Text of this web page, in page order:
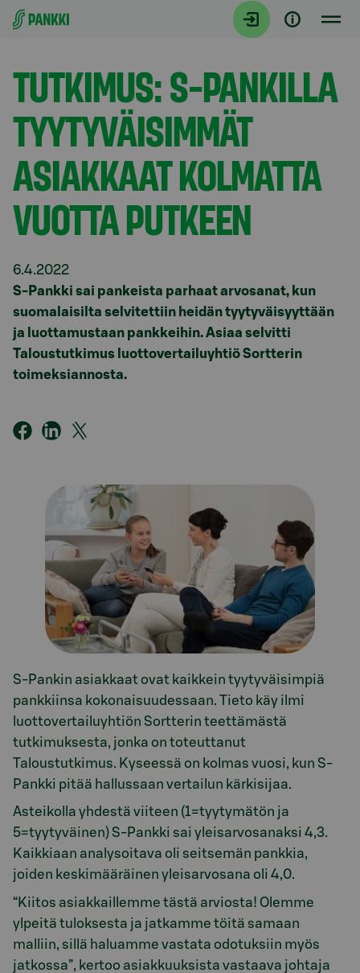
Siirry suoraan sisältöön
Tiedotteet
TUTKIMUS: S-PANKILLA
TYYTYVÄISIMMÄT
ASIAKKAAT KOLMATTA
VUOTTA PUTKEEN
6.4.2022
S-Pankki sai pankeista parhaat arvosanat, kun
suomalaisilta selvitettiin heidän tyytyväisyyttään
ja luottamustaan pankkeihin. Asiaa selvitti
Taloustutkimus luottovertailuyhtiö Sortterin
toimeksiannosta.
S-Pankin asiakkaat ovat kaikkein tyytyväisimpiä
pankkiinsa kokonaisuudessaan. Tieto käy ilmi
luottovertailuyhtiön Sortterin teettämästä
tutkimuksesta, jonka on toteuttanut
Taloustutkimus. Kyseessä on kolmas vuosi, kun S-
Pankki pitää hallussaan vertailun kärkisijaa.
Asteikolla yhdestä viiteen (1=tyytymätön ja
5=tyytyväinen) S-Pankki sai yleisarvosanaksi 4,3.
Kaikkiaan analysoitava oli seitsemän pankkia,
joiden keskimääräinen yleisarvosana oli 4,0.
“Kiitos asiakkaillemme tästä arviosta! Olemme
ylpeitä tuloksesta ja jatkamme töitä samaan
malliin, sillä haluamme vastata odotuksiin myös
jatkossa”, kertoo asiakkuuksista vastaava johtaja